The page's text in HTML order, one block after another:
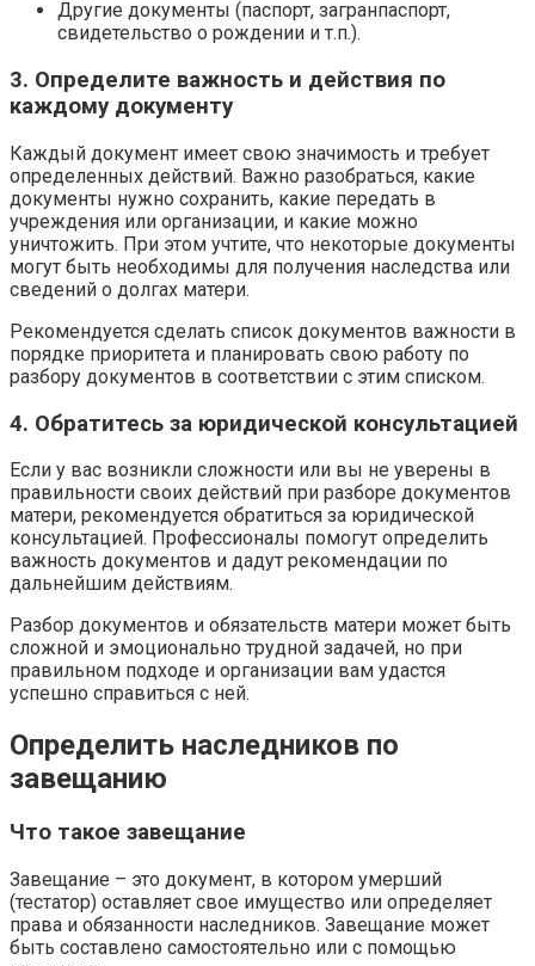
Другие документы (паспорт, загранпаспорт,
свидетельство о рождении и т.п.).
3. Определите важность и действия по
каждому документу
Каждый документ имеет свою значимость и требует
определенных действий. Важно разобраться, какие
документы нужно сохранить, какие передать в
учреждения или организации, и какие можно
уничтожить. При этом учтите, что некоторые документы
могут быть необходимы для получения наследства или
сведений о долгах матери.
Рекомендуется сделать список документов важности в
порядке приоритета и планировать свою работу по
разбору документов в соответствии с этим списком.
4. Обратитесь за юридической консультацией
Если у вас возникли сложности или вы не уверены в
правильности своих действий при разборе документов
матери, рекомендуется обратиться за юридической
консультацией. Профессионалы помогут определить
важность документов и дадут рекомендации по
дальнейшим действиям.
Разбор документов и обязательств матери может быть
сложной и эмоционально трудной задачей, но при
правильном подходе и организации вам удастся
успешно справиться с ней.
Определить наследников по
завещанию
Что такое завещание
Завещание – это документ, в котором умерший
(тестатор) оставляет свое имущество или определяет
права и обязанности наследников. Завещание может
быть составлено самостоятельно или с помощью